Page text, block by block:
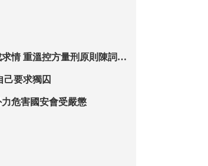
則陳詞
博同情 被揭自己要求獨囚
危害國安會受嚴懲